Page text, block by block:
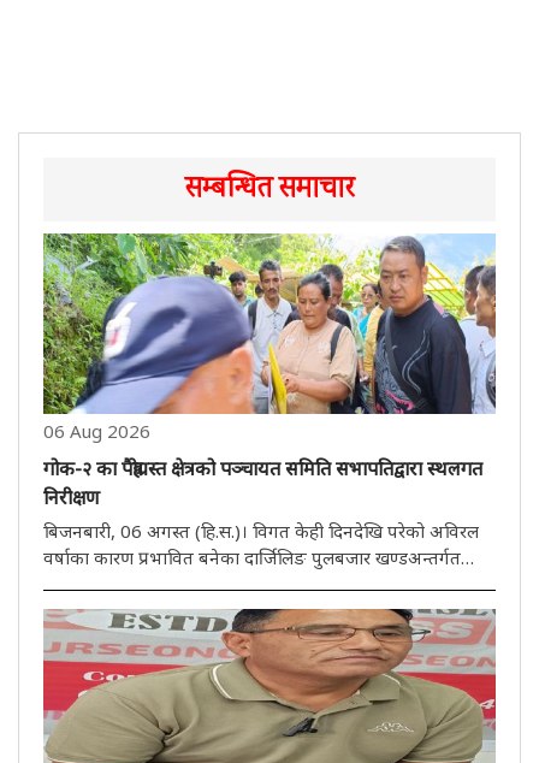
सम्बन्धित समाचार
06 Aug 2026
गोक-२ का पैह्रोग्रस्त क्षेत्रको पञ्चायत समिति सभापतिद्वारा स्थलगत
निरीक्षण
बिजनबारी, 06 अगस्त (हि.स.)। विगत केही दिनदेखि परेको अविरल
वर्षाका कारण प्रभावित बनेका दार्जिलिङ पुलबजार खण्डअन्तर्गत
गोक-२ ग्राम पञ्चायतका विभिन्न पैह्रोग्रस्त क्षेत्रहरूको पञ्चायत समिति
सभापति निमन्ता तामाङले बिहीबार स्थलगत निरीक्षण गरेकी छन्। नि..